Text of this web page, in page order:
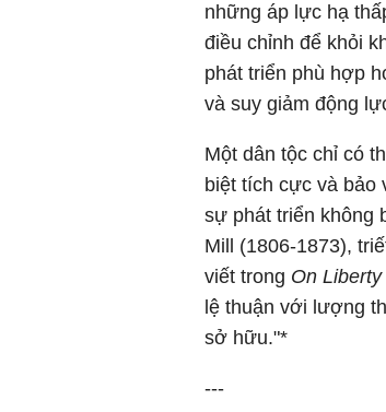
những áp lực hạ
điều chỉnh để khỏi
phát triển phù hợp
và suy giảm động
Một dân tộc chỉ có
biệt tích cực và bảo
sự phát triển không
Mill (1806-1873),
viết trong On Liberty
lệ thuận với lượng
sở hữu."*
---